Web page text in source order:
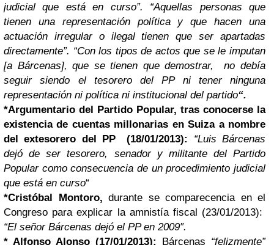
judicial que está en curso”. “Aquellas personas que
tienen una representación política y que hacen una
actuación irregular o ilegal tienen que ser apartadas
directamente”. “Con los tipos de actos que se le imputan
[a Bárcenas], que se tienen que demostrar, no debía
seguir siendo el tesorero del PP ni tener ninguna
representación ni política ni institucional del partido“.
*Argumentario del Partido Popular, tras conocerse la
existencia de cuentas millonarias en Suiza a nombre
del extesorero del PP
(18/01/2013): “Luis Bárcenas
dejó de ser tesorero, senador y militante del Partido
Popular como consecuencia de un procedimiento judicial
que está en curso“
*Cristóbal Montoro, durante se comparecencia en el
Congreso para explicar la amnistía fiscal (23/01/2013):
“El señor Bárcenas dejó el PP en 2009″.
* Alfonso Alonso (17/01/2013): Bárcenas “felizmente”